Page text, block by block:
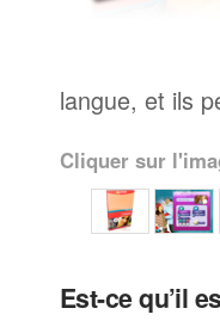
langue, et ils
Cliquer sur
Est-ce qu’il